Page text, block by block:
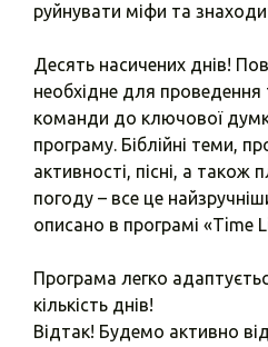
руйнувати міфи та
Десять насичених днів!
необхідне для проведення
команди до ключової
програму. Біблійні теми,
активності, пісні, а
погоду – все це
описано в програмі «Time
Програма легко
кількість днів!
Відтак! Будемо активно